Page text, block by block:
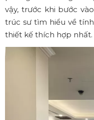
vậy, trước khi bước
trúc sư tìm hiểu về
thiết kế thích hợp nhất.